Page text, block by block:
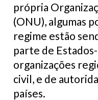
própria
(ONU), algumas
regime estão
parte de
organizações
civil, e de
países.